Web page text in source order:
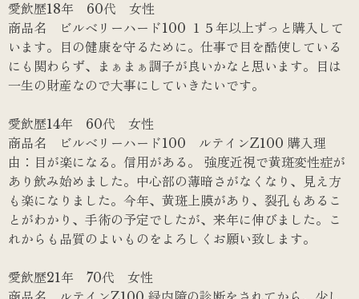
愛飲歴18年 60代 女性
商品名 ビルベリーハード100 １５年以上ずっと購入して
います。目の健康を守るために。仕事で目を酷使している
にも関わらず、まぁまぁ調子が良いかなと思います。目は
一生の財産なので大事にしていきたいです。
愛飲歴14年 60代 女性
商品名 ビルベリーハード100 ルテインZ100 購入理
由：目が楽になる。信用がある。 強度近視で黄斑変性症が
あり飲み始めました。中心部の薄暗さがなくなり、見え方
も楽になりました。今年、黄斑上膜があり、裂孔もあるこ
とがわかり、手術の予定でしたが、来年に伸びました。こ
れからも品質のよいものをよろしくお願い致します。
愛飲歴21年 70代 女性